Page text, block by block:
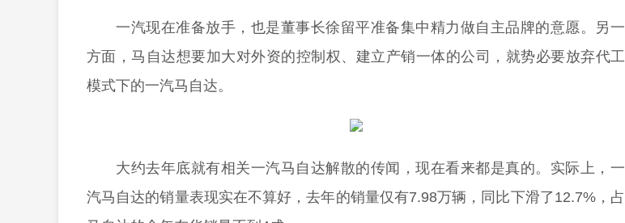
一汽现在准备放手，也是董事长徐留平准备集中精力做自主品牌的意愿。另一
方面，马自达想要加大对外资的控制权、建立产销一体的公司，就势必要放弃代工
模式下的一汽马自达。
大约去年底就有相关一汽马自达解散的传闻，现在看来都是真的。实际上，一
汽马自达的销量表现实在不算好，去年的销量仅有7.98万辆，同比下滑了12.7%，占